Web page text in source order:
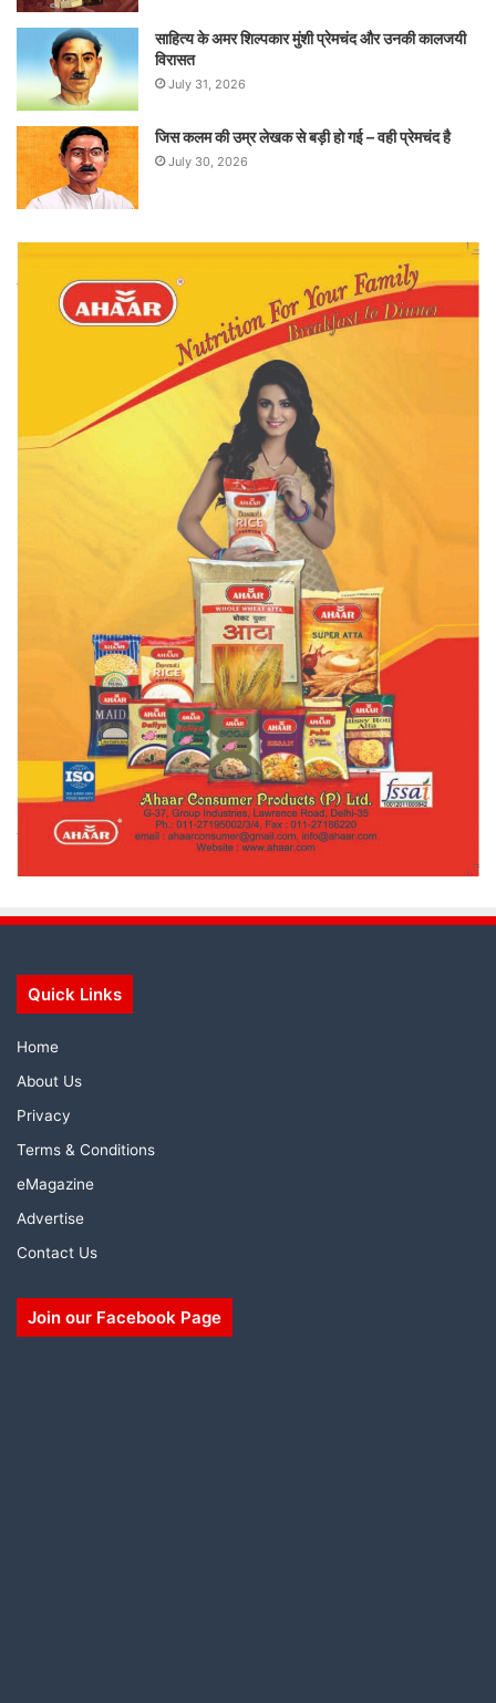
साहित्य के अमर शिल्पकार मुंशी प्रेमचंद और उनकी कालजयी
विरासत
July 31, 2026
जिस कलम की उम्र लेखक से बड़ी हो गई – वही प्रेमचंद है
July 30, 2026
Quick Links
Home
About Us
Privacy
Terms & Conditions
eMagazine
Advertise
Contact Us
Join our Facebook Page